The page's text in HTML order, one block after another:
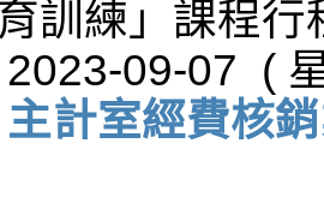
訓練」課程行
09-07  (
主計室經費核